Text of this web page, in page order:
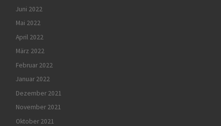
Juni 2022
Mai 2022
April 2022
März 2022
Februar 2022
Januar 2022
Dezember 2021
November 2021
Oktober 2021